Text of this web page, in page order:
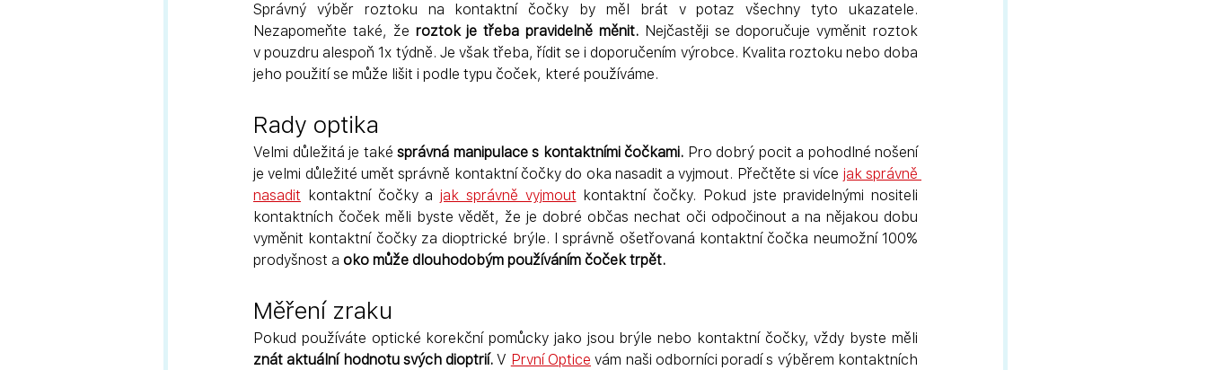
Správný výběr roztoku na kontaktní čočky by měl brát v potaz všechny tyto ukazatele.
Nezapomeňte také, že roztok je třeba pravidelně měnit. Nejčastěji se doporučuje vyměnit roztok
v pouzdru alespoň 1x týdně. Je však třeba, řídit se i doporučením výrobce. Kvalita roztoku nebo doba
jeho použití se může lišit i podle typu čoček, které používáme.
Rady optika
Velmi důležitá je také správná manipulace s kontaktními čočkami. Pro dobrý pocit a pohodlné nošení
je velmi důležité umět správně kontaktní čočky do oka nasadit a vyjmout. Přečtěte si více jak správně
nasadit
kontaktní čočky a jak správně vyjmout kontaktní čočky. Pokud jste pravidelnými nositeli
kontaktních čoček měli byste vědět, že je dobré občas nechat oči odpočinout a na nějakou dobu
vyměnit kontaktní čočky za dioptrické brýle. I správně ošetřovaná kontaktní čočka neumožní 100%
prodyšnost a oko může dlouhodobým používáním čoček trpět.
Měření zraku
znát aktuální hodnotu svých dioptrií. V První Optice vám naši odborníci poradí s výběrem kontaktních